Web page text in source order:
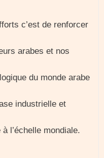
c’est de renforcer
arabes et nos
du monde arabe
industrielle et
l’échelle mondiale.